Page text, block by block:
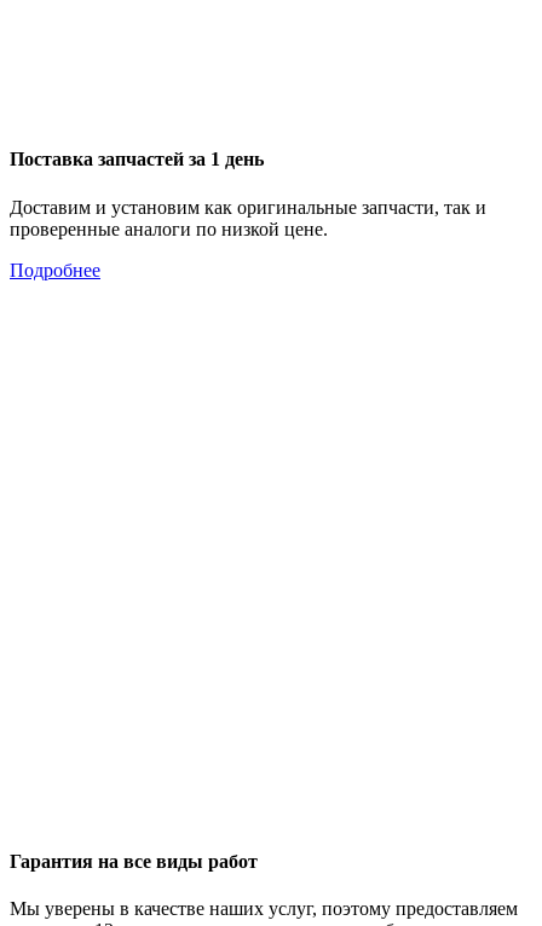
Поставка запчастей за 1 день
Доставим и установим как оригинальные запчасти, так и
проверенные аналоги по низкой цене.
Подробнее
Гарантия на все виды работ
Мы уверены в качестве наших услуг, поэтому предоставляем